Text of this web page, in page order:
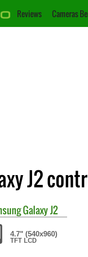
Reviews Cameras
J2
Galaxy J2
4.7" (540x960)
TFT LCD